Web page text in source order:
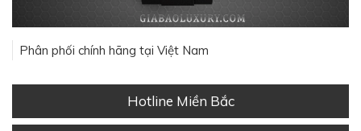
Phân phối chính hãng tại Việt Nam
Hotline Miền Bắc